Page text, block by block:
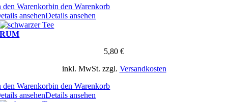
den Warenkorbin den Warenkorb
ansehenDetails ansehen
RUM
5,80 €
inkl. MwSt. zzgl. Versandkosten
den Warenkorbin den Warenkorb
ansehenDetails ansehen